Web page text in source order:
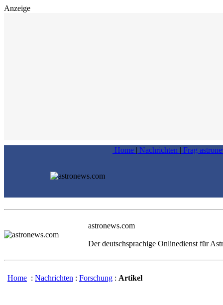
Anzeige
Home | Nachrichten | Frag
astronews.com
Der deutschsprachige Onlinedienst für
Home : Nachrichten : Forschung : Artikel